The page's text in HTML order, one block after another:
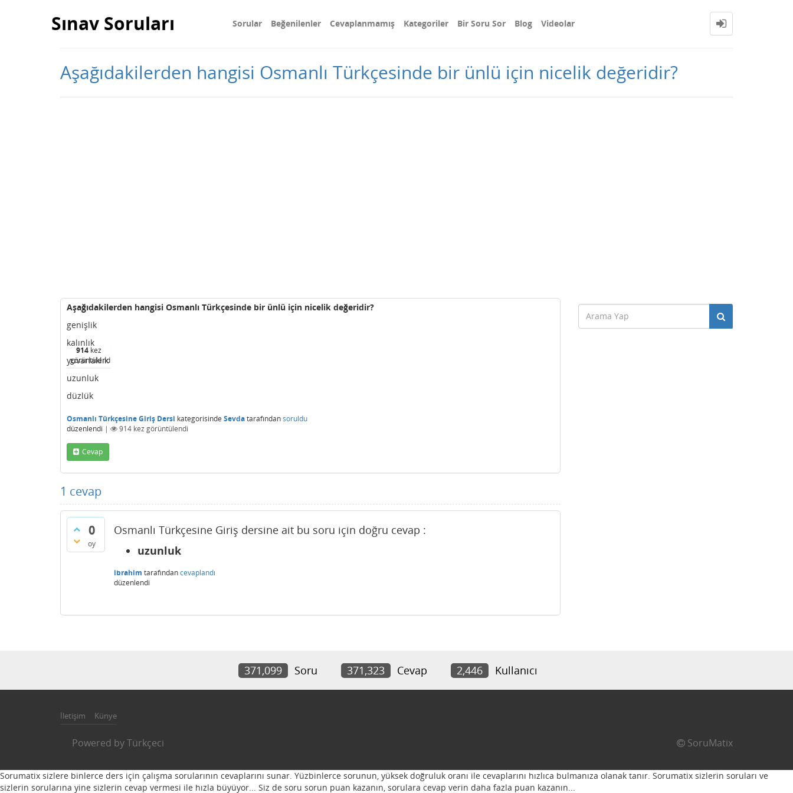
Sınav Soruları Sorular Beğenilenler Cevaplanmamış Kategoriler Bir Soru Sor Blog Videolar
Aşağıdakilerden hangisi Osmanlı Türkçesinde bir ünlü için nicelik değeridir?
914 kez
görüntülendi
Aşağıdakilerden hangisi Osmanlı Türkçesinde bir ünlü için nicelik değeridir?
genişlik
kalınlık
yuvarlaklık
uzunluk
düzlük
Osmanlı Türkçesine Giriş Dersi kategorisinde Sevdatarafındansoruldu
düzenlendi | 914 kez görüntülendi
Cevap
1 cevap
0
oy
Osmanlı Türkçesine Giriş dersine ait bu soru için doğru cevap :
uzunluk
ibrahim tarafındancevaplandı
düzenlendi
371,099 Soru 371,323 Cevap 2,446 Kullanıcı
İletişim Künye
Powered byTürkçeci SoruMatix
Sorumatix sizlere binlerce ders için çalışma sorularının cevaplarını sunar. Yüzbinlerce sorunun, yüksek doğruluk oranı ile cevaplarını hızlıca bulmanıza olanak tanır. Sorumatix sizlerin soruları ve
sizlerin sorularına yine sizlerin cevap vermesi ile hızla büyüyor... Siz de soru sorun puan kazanın, sorulara cevap verin daha fazla puan kazanın...